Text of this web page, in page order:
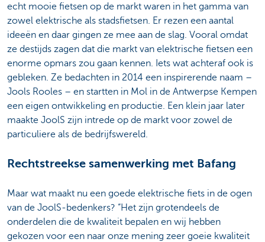
echt mooie fietsen op de markt waren in het gamma van
zowel elektrische als stadsfietsen. Er rezen een aantal
ideeën en daar gingen ze mee aan de slag. Vooral omdat
ze destijds zagen dat die markt van elektrische fietsen een
enorme opmars zou gaan kennen. Iets wat achteraf ook is
gebleken. Ze bedachten in 2014 een inspirerende naam –
Jools Rooles – en startten in Mol in de Antwerpse Kempen
een eigen ontwikkeling en productie. Een klein jaar later
maakte JoolS zijn intrede op de markt voor zowel de
particuliere als de bedrijfswereld.
Rechtstreekse samenwerking met Bafang
Maar wat maakt nu een goede elektrische fiets in de ogen
van de JoolS-bedenkers? “Het zijn grotendeels de
onderdelen die de kwaliteit bepalen en wij hebben
gekozen voor een naar onze mening zeer goeie kwaliteit